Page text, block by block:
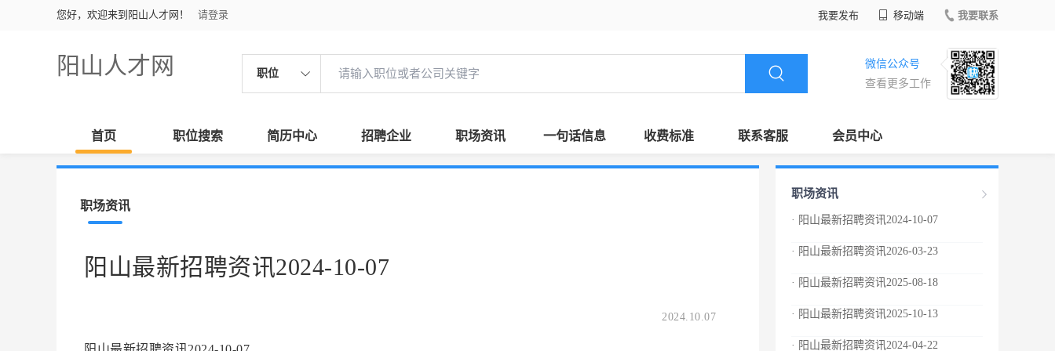
您好，欢迎来到阳山人才网！ 请登录 我要发布 移动端 我要联系
阳山人才网 职位
微信公众号
查看更多工作
首页 职位搜索 简历中心 招聘企业 职场资讯 一句话信息 收费标准 联系客服 会员中心
职场资讯
阳山最新招聘资讯2024-10-07
2024.10.07
职场资讯
· 阳山最新招聘资讯2024-10-07
· 阳山最新招聘资讯2026-03-23
· 阳山最新招聘资讯2025-08-18
· 阳山最新招聘资讯2025-10-13
· 阳山最新招聘资讯2024-04-22